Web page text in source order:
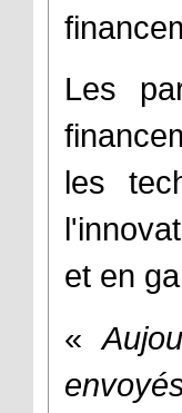
Les
les
et en
«